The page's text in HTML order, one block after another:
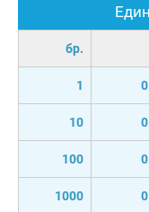
бр.
1
10
100
1000